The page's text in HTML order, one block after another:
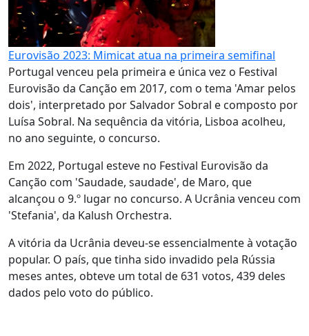
Eurovisão 2023: Mimicat atua na primeira semifinal
Portugal venceu pela primeira e única vez o Festival
Eurovisão da Canção em 2017, com o tema 'Amar pelos
dois', interpretado por Salvador Sobral e composto por
Luísa Sobral. Na sequência da vitória, Lisboa acolheu,
no ano seguinte, o concurso.
Em 2022, Portugal esteve no Festival Eurovisão da
Canção com 'Saudade, saudade', de Maro, que
alcançou o 9.º lugar no concurso. A Ucrânia venceu com
'Stefania', da Kalush Orchestra.
A vitória da Ucrânia deveu-se essencialmente à votação
popular. O país, que tinha sido invadido pela Rússia
meses antes, obteve um total de 631 votos, 439 deles
dados pelo voto do público.